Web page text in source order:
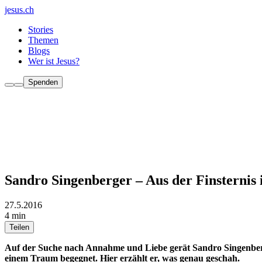
jesus.ch
Stories
Themen
Blogs
Wer ist Jesus?
Spenden
Sandro Singenberger – Aus der
27.5.2016
4 min
Teilen
Auf der Suche nach Annahme und Liebe gerät Sandro
einem Traum begegnet. Hier erzählt er, was genau geschah.